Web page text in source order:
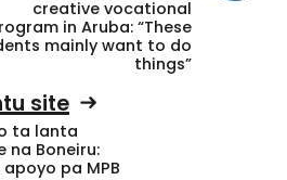
creative vocational
in Aruba: “These
mainly want to do
things”
site
ta lanta
na Boneiru:
pa MPB